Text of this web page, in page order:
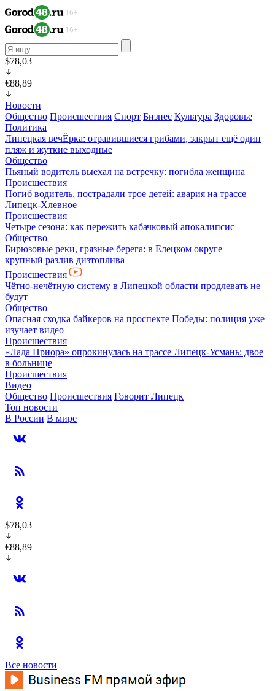
$78,03
€88,89
Новости
Общество Происшествия Спорт Бизнес Культура Здоровье
Политика
Липецкая вечЁрка: отравившиеся грибами, закрыт ещё один
пляж и жуткие выходные
Общество
Пьяный водитель выехал на встречку: погибла женщина
Происшествия
Погиб водитель, пострадали трое детей: авария на трассе
Липецк-Хлевное
Происшествия
Четыре сезона: как пережить кабачковый апокалипсис
Общество
Бирюзовые реки, грязные берега: в Елецком округе —
крупный разлив дизтоплива
Происшествия
Чётно-нечётную систему в Липецкой области продлевать не
будут
Общество
Опасная сходка байкеров на проспекте Победы: полиция уже
изучает видео
Происшествия
«Лада Приора» опрокинулась на трассе Липецк-Усмань: двое
в больнице
Происшествия
Видео
Общество Происшествия Говорит Липецк
Топ новости
В России В мире
$78,03
€88,89
Все новости